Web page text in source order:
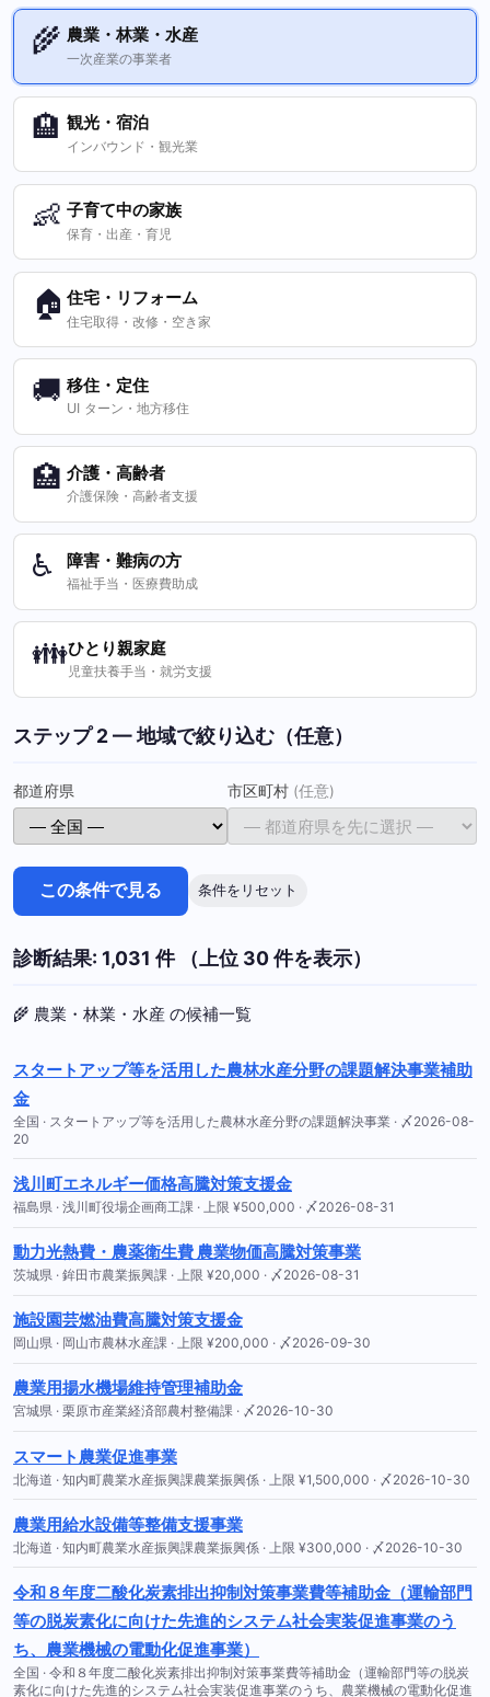
🌾 農業・林業・水産
一次産業の事業者
🏨 観光・宿泊
インバウンド・観光業
👶 子育て中の家族
保育・出産・育児
🏠 住宅・リフォーム
住宅取得・改修・空き家
🚚 移住・定住
UI ターン・地方移住
🏥 介護・高齢者
介護保険・高齢者支援
♿ 障害・難病の方
福祉手当・医療費助成
👪ひとり親家庭
児童扶養手当・就労支援
ステップ 2 — 地域で絞り込む（任意）
都道府県 市区町村 (任意)
この条件で見る 条件をリセット
診断結果: 1,031 件 （上位 30 件を表示）
🌾 農業・林業・水産 の候補一覧
スタートアップ等を活用した農林水産分野の課題解決事業補助
金
全国 · スタートアップ等を活用した農林水産分野の課題解決事業 · 〆2026-08-
20
浅川町エネルギー価格高騰対策支援金
福島県 · 浅川町役場企画商工課 · 上限 ¥500,000 · 〆2026-08-31
動力光熱費・農薬衛生費 農業物価高騰対策事業
茨城県 · 鉾田市農業振興課 · 上限 ¥20,000 · 〆2026-08-31
施設園芸燃油費高騰対策支援金
岡山県 · 岡山市農林水産課 · 上限 ¥200,000 · 〆2026-09-30
農業用揚水機場維持管理補助金
宮城県 · 栗原市産業経済部農村整備課 · 〆2026-10-30
スマート農業促進事業
北海道 · 知内町農業水産振興課農業振興係 · 上限 ¥1,500,000 · 〆2026-10-30
農業用給水設備等整備支援事業
北海道 · 知内町農業水産振興課農業振興係 · 上限 ¥300,000 · 〆2026-10-30
令和８年度二酸化炭素排出抑制対策事業費等補助金（運輸部門
等の脱炭素化に向けた先進的システム社会実装促進事業のう
ち、農業機械の電動化促進事業）
全国 · 令和８年度二酸化炭素排出抑制対策事業費等補助金（運輸部門等の脱炭
素化に向けた先進的システム社会実装促進事業のうち、農業機械の電動化促進